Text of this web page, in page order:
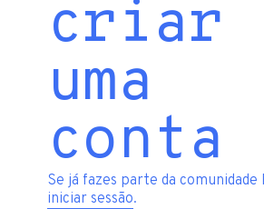
criar
uma
conta
Se já fazes parte da comunidade
iniciar sessão.